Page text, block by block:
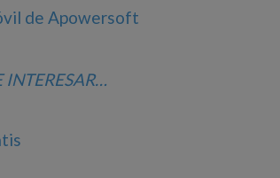
de Apowersoft
INTERESAR…